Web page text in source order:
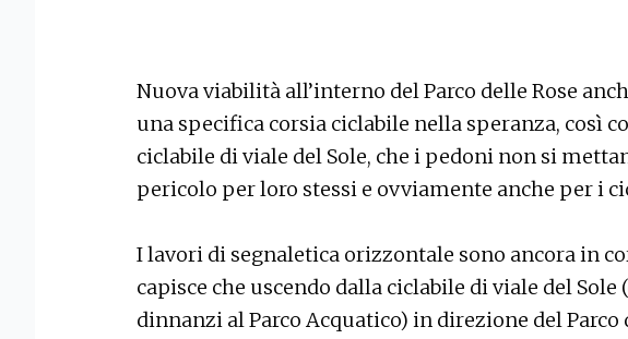
Nuova viabilità all’interno del Parco delle Rose
una specifica corsia ciclabile nella speranza, così
ciclabile di viale del Sole, che i pedoni non si
pericolo per loro stessi e ovviamente anche per i
I lavori di segnaletica orizzontale sono ancora in
capisce che uscendo dalla ciclabile di viale del Sole
dinnanzi al Parco Acquatico) in direzione del Parco